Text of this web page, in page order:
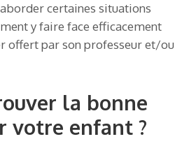
certaines situations
y faire face efficacement
offert par son professeur et/ou
la bonne
votre enfant ?